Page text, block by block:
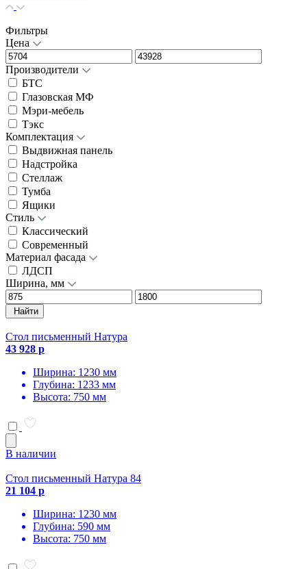
Фильтры
Цена
Производители
БТС
Глазовская МФ
Мэри-мебель
Тэкс
Комплектация
Выдвижная панель
Надстройка
Стеллаж
Тумба
Ящики
Стиль
Классический
Современный
Материал фасада
ЛДСП
Ширина, мм
Найти
Стол письменный Натура
43 928 р
Ширина: 1230 мм
Глубина: 1233 мм
Высота: 750 мм
В наличии
Стол письменный Натура 84
21 104 р
Ширина: 1230 мм
Глубина: 590 мм
Высота: 750 мм